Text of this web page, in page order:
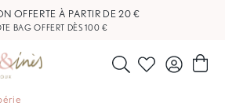
OFFERTE À PARTIR DE 20 €
BAG OFFERT DÈS 100 €